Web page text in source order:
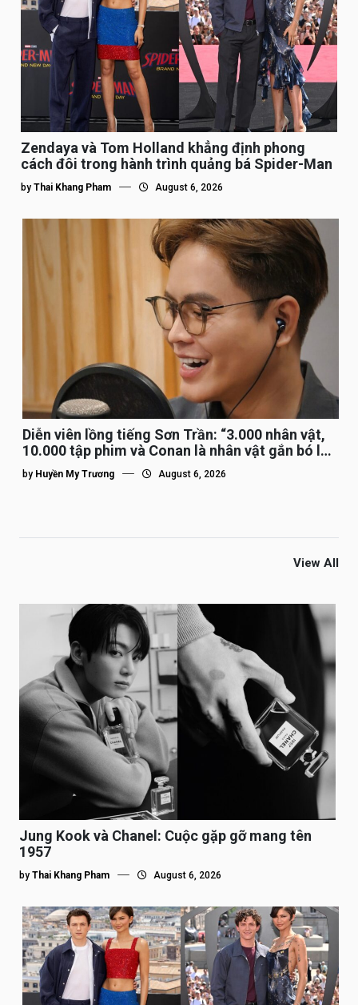
Zendaya và Tom Holland khẳng định phong
cách đôi trong hành trình quảng bá Spider-Man
by Thai Khang Pham August 6, 2026
Diễn viên lồng tiếng Sơn Trần: “3.000 nhân vật,
10.000 tập phim và Conan là nhân vật gắn bó lâu
nhất”
by Huyền My Trương August 6, 2026
View All
Jung Kook và Chanel: Cuộc gặp gỡ mang tên
1957
by Thai Khang Pham August 6, 2026